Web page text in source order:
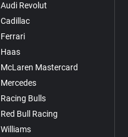
Audi Revolut
Cadillac
Ferrari
Haas
McLaren Mastercard
Mercedes
Racing Bulls
Red Bull Racing
Williams